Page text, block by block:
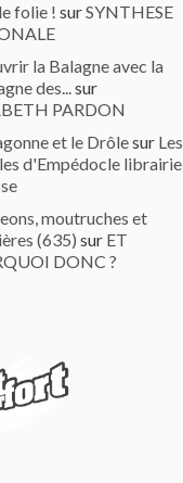
folie ! surSYNTHESE
la Balagne avec la
des...sur
PARDON
et le Drôlesur Les
d'Empédocle librairie
moutruches et
(635) sur ET
DONC ?